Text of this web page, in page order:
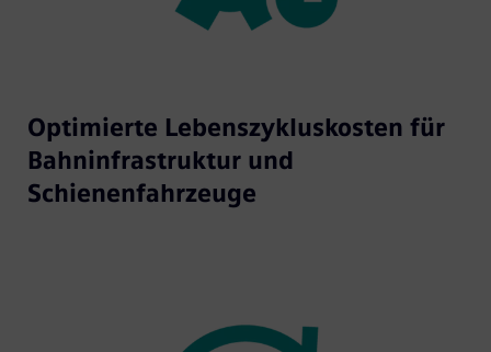
Optimierte Lebenszykluskosten für
Bahninfrastruktur und
Schienenfahrzeuge